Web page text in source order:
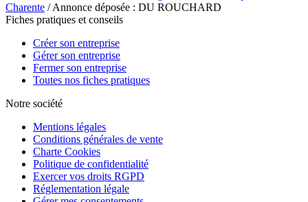
Charente / Annonce déposée : DU ROUCHARD
Fiches pratiques et conseils
Créer son entreprise
Gérer son entreprise
Fermer son entreprise
Toutes nos fiches pratiques
Notre société
Mentions légales
Conditions générales de vente
Charte Cookies
Politique de confidentialité
Exercer vos droits RGPD
Réglementation légale